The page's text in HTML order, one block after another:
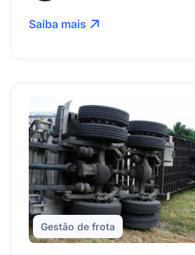
Saiba mais
Gestão de frota